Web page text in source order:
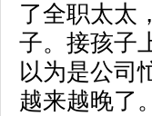
了全职太太
子。接孩子
以为是公司
越来越晚了